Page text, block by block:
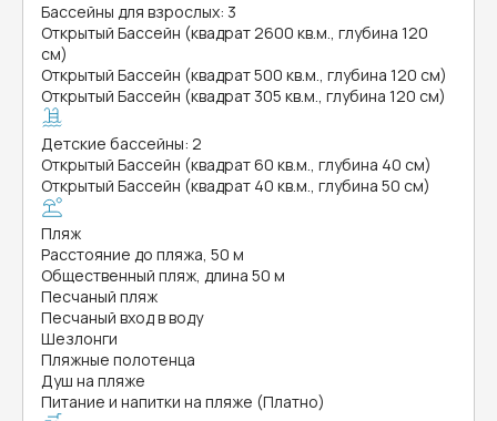
Бассейны для взрослых: 3
Открытый Бассейн (квадрат 2600 кв.м., глубина 120
см)
Открытый Бассейн (квадрат 500 кв.м., глубина 120 см)
Открытый Бассейн (квадрат 305 кв.м., глубина 120 см)
Детские бассейны: 2
Открытый Бассейн (квадрат 60 кв.м., глубина 40 см)
Открытый Бассейн (квадрат 40 кв.м., глубина 50 см)
Пляж
Расстояние до пляжа, 50 м
Общественный пляж, длина 50 м
Песчаный пляж
Песчаный вход в воду
Шезлонги
Пляжные полотенца
Душ на пляже
Питание и напитки на пляже (Платно)